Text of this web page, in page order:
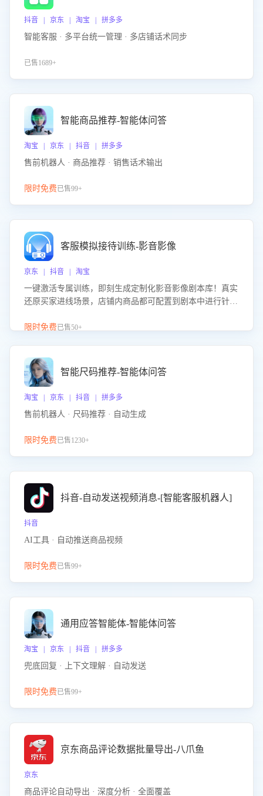
抖音 | 京东 | 淘宝 | 拼多多
智能客服 · 多平台统一管理 · 多店铺话术同步
已售1689+
智能商品推荐-智能体问答
淘宝 | 京东 | 抖音 | 拼多多
售前机器人 · 商品推荐 · 销售话术输出
限时免费已售99+
客服模拟接待训练-影音影像
京东 | 抖音 | 淘宝
一键激活专属训练，即刻生成定制化影音影像剧本库！真实
还原买家进线场景，店铺内商品都可配置到剧本中进行针对
击 “立即开通”，快速获取影音影像类目剧本，一键开启客服
限时免费已售50+
智能尺码推荐-智能体问答
淘宝 | 京东 | 抖音 | 拼多多
售前机器人 · 尺码推荐 · 自动生成
限时免费已售1230+
抖音-自动发送视频消息-[智能客服机器人]
抖音
AI工具 · 自动推送商品视频
限时免费已售99+
通用应答智能体-智能体问答
淘宝 | 京东 | 抖音 | 拼多多
兜底回复 · 上下文理解 · 自动发送
限时免费已售99+
京东商品评论数据批量导出-八爪鱼
京东
商品评论自动导出 · 深度分析 · 全面覆盖